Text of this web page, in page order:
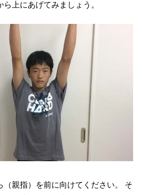
上にあげてみましょう。
（親指）を前に向けてください。 そ